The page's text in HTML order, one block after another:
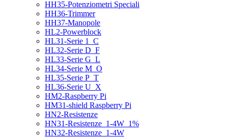
HH35-Potenziometri Speciali
HH36-Trimmer
HH37-Manopole
HL2-Powerblock
HL31-Serie 1_C
HL32-Serie D_F
HL33-Serie G_L
HL34-Serie M_O
HL35-Serie P_T
HL36-Serie U_X
HM2-Raspberry Pi
HM31-shield Raspberry Pi
HN2-Resistenze
HN31-Resistenze_1-4W_1%
HN32-Resistenze_1-4W